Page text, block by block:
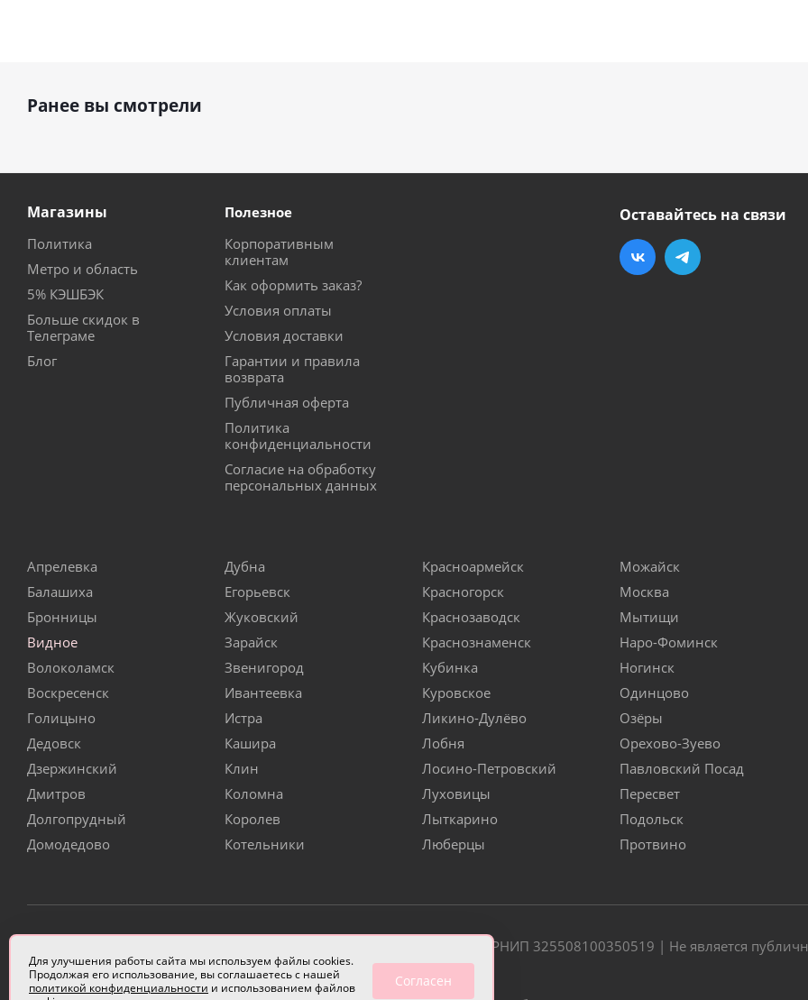
Ранее вы смотрели
Магазины
Политика
Метро и область
5% КЭШБЭК
Больше скидок в
Телеграме
Блог
Полезное
Корпоративным
клиентам
Как оформить заказ?
Условия оплаты
Условия доставки
Гарантии и правила
возврата
Публичная оферта
Политика
конфиденциальности
Согласие на обработку
персональных данных
Оставайтесь на связи
Апрелевка
Балашиха
Бронницы
Видное
Волоколамск
Воскресенск
Голицыно
Дедовск
Дзержинский
Дмитров
Долгопрудный
Домодедово
Дубна
Егорьевск
Жуковский
Зарайск
Звенигород
Ивантеевка
Истра
Кашира
Клин
Коломна
Королев
Котельники
Красноармейск
Красногорск
Краснозаводск
Краснознаменск
Кубинка
Куровское
Ликино-Дулёво
Лобня
Лосино-Петровский
Луховицы
Лыткарино
Люберцы
Можайск
Москва
Мытищи
Наро-Фоминск
Ногинск
Одинцово
Озёры
Орехово-Зуево
Павловский Посад
Пересвет
Подольск
Протвино
ИП Чулкова Анастасия Александровна ИНН 331405822720 | ОГРН/ОГРНИП 325508100350519 | Не является
Для улучшения работы сайта мы используем файлы cookies.
Продолжая его использование, вы соглашаетесь с нашей
политикой конфиденциальности и использованием файлов
Согласен